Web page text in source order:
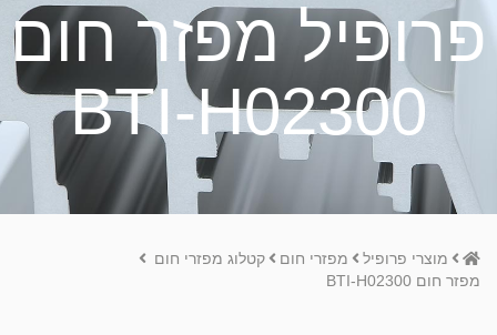
פרופיל מפזר חום
BTI-H02300
Homeמוצרי פרופיל מפזרי חום
קטלוג מפזרי חום
מפזר חום BTI-H02300